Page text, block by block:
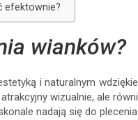
efektownie?
wianków?
i naturalnym
wizualnie, ale
nadają się do